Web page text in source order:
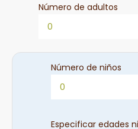
Número de adultos
Número de niños
Especificar edades